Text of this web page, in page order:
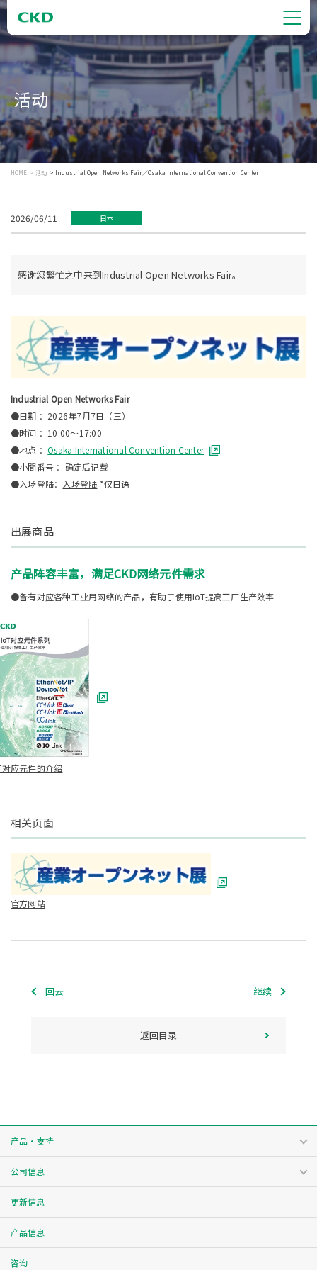
活动
HOME 活动 Industrial Open Networks Fair／Osaka International Convention Center
2026/06/11 日本
感谢您繁忙之中来到Industrial Open Networks Fair。
Industrial Open Networks Fair
●日期 ：2026年7月7日（三）
●时间 ：10:00～17:00
●地点 ：Osaka International Convention Center
●小間番号 ：确定后记载
●入场登陆： 入场登陆 *仅日语
出展商品
产品阵容丰富，满足CKD网络元件需求
●备有对应各种工业用网络的产品，有助于使用IoT提高工厂生产效率
应元件的介绍
相关页面
官方网站
回去 继续
返回目录
产品・支持
公司信息
更新信息
产品信息
咨询